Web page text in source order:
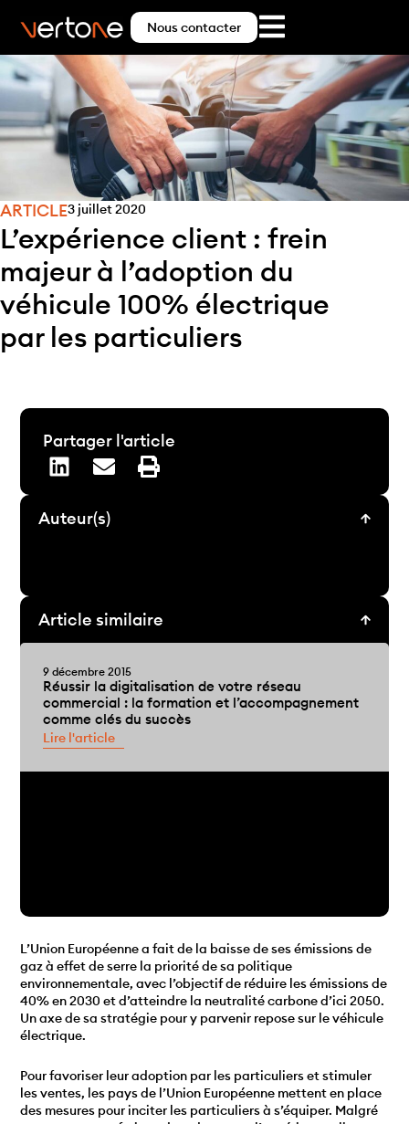
Nous contacter
ARTICLE3 juillet 2020
L’expérience client : frein
majeur à l’adoption du
véhicule 100% électrique
par les particuliers
L’Union Européenne a fait de la baisse de ses émissions de
gaz à effet de serre la priorité de sa politique
environnementale, avec l’objectif de réduire les émissions de
40% en 2030 et d’atteindre la neutralité carbone d’ici 2050.
Un axe de sa stratégie pour y parvenir repose sur le véhicule
électrique.
Pour favoriser leur adoption par les particuliers et stimuler
les ventes, les pays de l’Union Européenne mettent en place
des mesures pour inciter les particuliers à s’équiper. Malgré
Partager l'article
Auteur(s)
Article similaire
9 décembre 2015
Réussir la digitalisation de votre réseau
commercial : la formation et l’accompagnement
comme clés du succès
Lire l'article